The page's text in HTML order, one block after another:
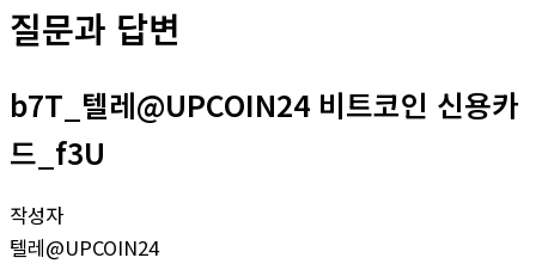
질문과 답변
b7T_텔레@UPCOIN24 비트코인 신용카
드_f3U
작성자
텔레@UPCOIN24